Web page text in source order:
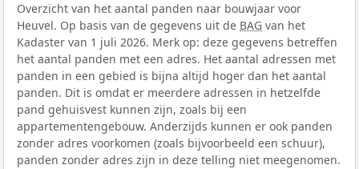
Overzicht van het aantal panden naar bouwjaar voor
Heuvel. Op basis van de gegevens uit de BAG van het
Kadaster van 1 juli 2026. Merk op: deze gegevens betreffen
het aantal panden met een adres. Het aantal adressen met
panden in een gebied is bijna altijd hoger dan het aantal
panden. Dit is omdat er meerdere adressen in hetzelfde
pand gehuisvest kunnen zijn, zoals bij een
appartementengebouw. Anderzijds kunnen er ook panden
zonder adres voorkomen (zoals bijvoorbeeld een schuur),
panden zonder adres zijn in deze telling niet meegenomen.